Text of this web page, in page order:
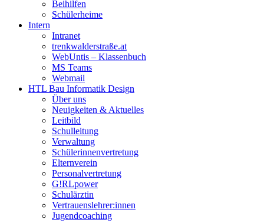
Beihilfen
Schülerheime
Intern
Intranet
trenkwalderstraße.at
WebUntis – Klassenbuch
MS Teams
Webmail
HTL Bau Informatik Design
Über uns
Neuigkeiten & Aktuelles
Leitbild
Schulleitung
Verwaltung
Schülerinnenvertretung
Elternverein
Personalvertretung
G!RLpower
Schulärztin
Vertrauenslehrer:innen
Jugendcoaching